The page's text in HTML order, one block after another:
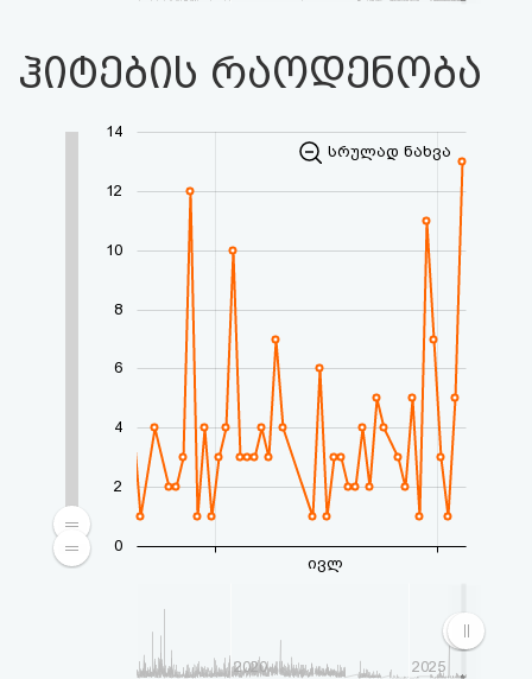
ჰიტების რაოდენობა
2020 2025
ივლ
0
2
4
6
8
10
12
14
სრულად ნახვა